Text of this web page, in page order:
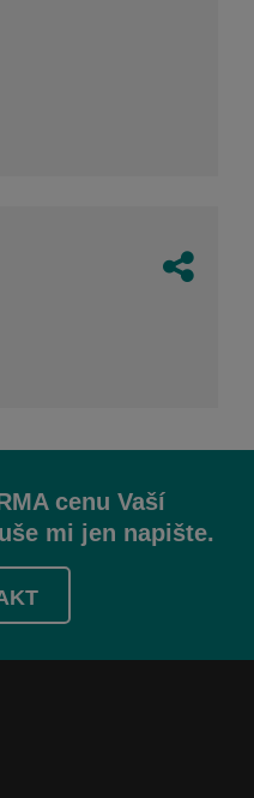
cenu Vaší
mi jen napište.